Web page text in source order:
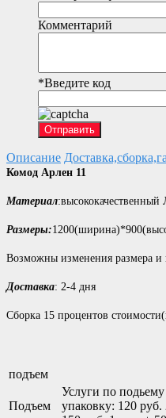
Комментарий
*Введите код
Отправить
Описание
Комод Арлен 11
Материал
Размеры:
Возможны изменения размера и
Доставка: 2-4 дня
Сборка 15 процентов
подъем
Подъем
Услуги по
упаковку: 120 руб.